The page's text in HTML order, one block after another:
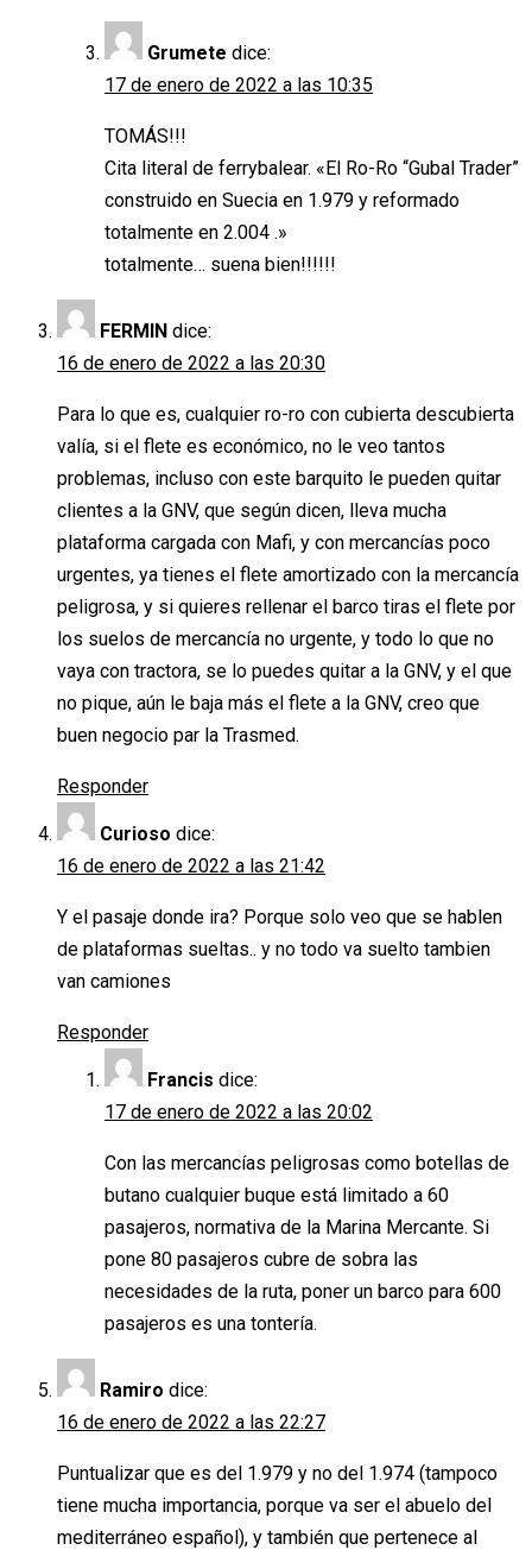
Grumete dice:
17 de enero de 2022 a las 10:35
TOMÁS!!!
Cita literal de ferrybalear. «El Ro-Ro “Gubal Trader”
construido en Suecia en 1.979 y reformado
totalmente en 2.004 .»
totalmente… suena bien!!!!!!
FERMIN dice:
16 de enero de 2022 a las 20:30
Para lo que es, cualquier ro-ro con cubierta descubierta
valía, si el flete es económico, no le veo tantos
problemas, incluso con este barquito le pueden quitar
clientes a la GNV, que según dicen, lleva mucha
plataforma cargada con Mafi, y con mercancías poco
urgentes, ya tienes el flete amortizado con la mercancía
peligrosa, y si quieres rellenar el barco tiras el flete por
los suelos de mercancía no urgente, y todo lo que no
vaya con tractora, se lo puedes quitar a la GNV, y el que
no pique, aún le baja más el flete a la GNV, creo que
buen negocio par la Trasmed.
Responder
Curioso dice:
16 de enero de 2022 a las 21:42
Y el pasaje donde ira? Porque solo veo que se hablen
de plataformas sueltas.. y no todo va suelto tambien
van camiones
Responder
Francis dice:
17 de enero de 2022 a las 20:02
Con las mercancías peligrosas como botellas de
butano cualquier buque está limitado a 60
pasajeros, normativa de la Marina Mercante. Si
pone 80 pasajeros cubre de sobra las
necesidades de la ruta, poner un barco para 600
pasajeros es una tontería.
Ramiro dice:
16 de enero de 2022 a las 22:27
Puntualizar que es del 1.979 y no del 1.974 (tampoco
tiene mucha importancia, porque va ser el abuelo del
mediterráneo español), y también que pertenece al